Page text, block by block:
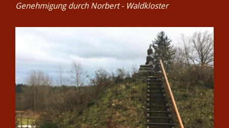
Genehmigung durch Norbert - Waldkloster